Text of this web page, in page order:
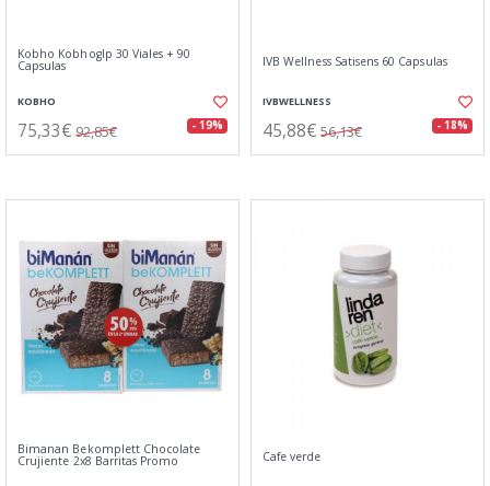
Kobho Kobhoglp 30 Viales + 90
Capsulas
KOBHO
75,33€ 92,85€ - 19%
IVB Wellness Satisens 60 Capsulas
IVBWELLNESS
45,88€ 56,13€ - 18%
Bimanan Bekomplett Chocolate
Crujiente 2x8 Barritas Promo Cafe verde